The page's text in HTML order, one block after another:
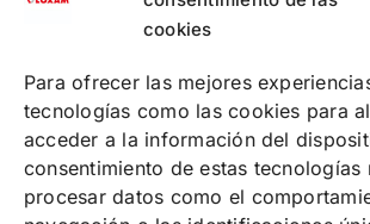
cookies
Para ofrecer las mejores
tecnologías como las cookies para
acceder a la información del
consentimiento de estas tecnologías
procesar datos como el
Política de privacidad
Condiciones de contratación online
Condiciones de alquiler
SOLUCIONES
ALQUILER DE MAQUINARIA